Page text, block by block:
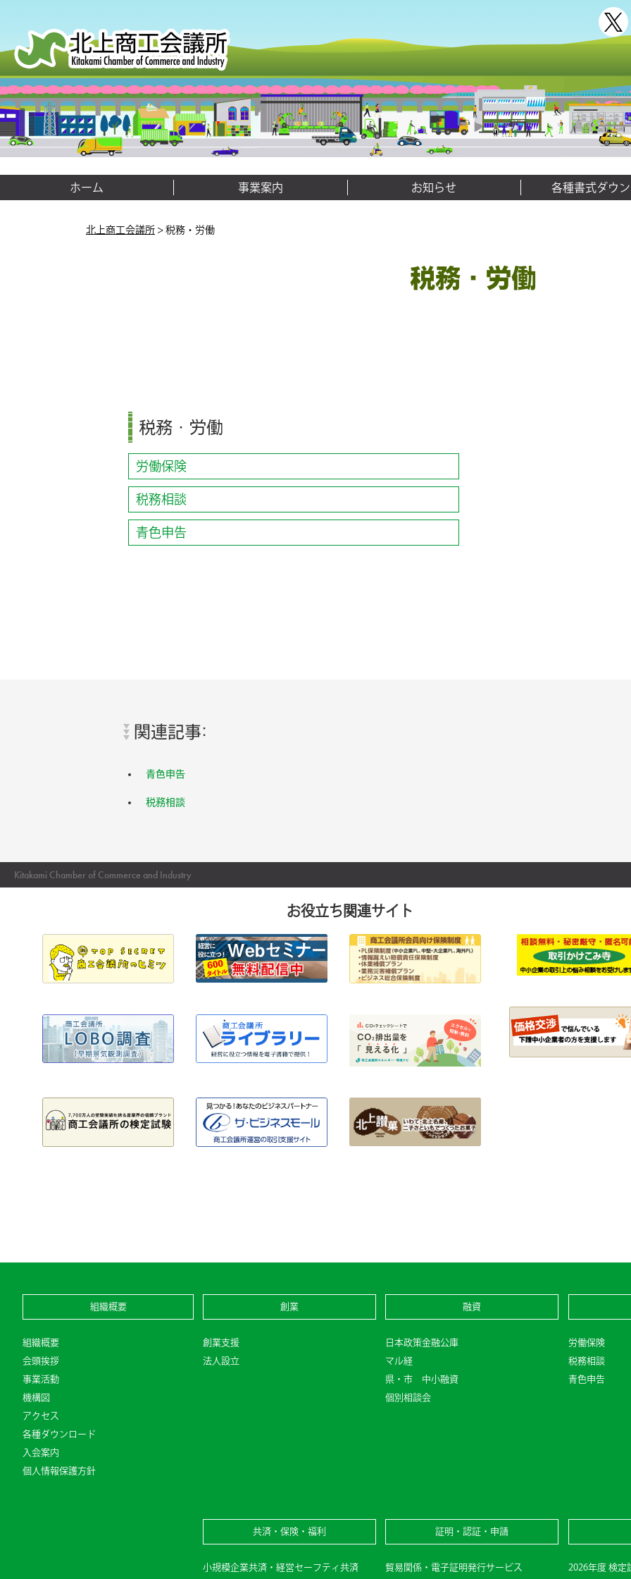
ホーム 事業案内 お知らせ 各種書式ダウ
北上商工会議所 > 税務・労働
税務・労働
税務・労働
労働保険
税務相談
青色申告
関連記事:
青色申告
税務相談
Kitakami Chamber of Commerce and Industry
お役立ち関連サイト
組織概要
組織概要
会頭挨拶
事業活動
機構図
アクセス
各種ダウンロード
入会案内
個人情報保護方針
創業
創業支援
法人設立
融資
日本政策金融公庫
マル経
県・市 中小融資
個別相談会
労働保険
税務相談
青色申告
共済・保険・福利
小規模企業共済・経営セーフティ共済
証明・認証・申請
貿易関係・電子証明発行サービス 2026年度 検定